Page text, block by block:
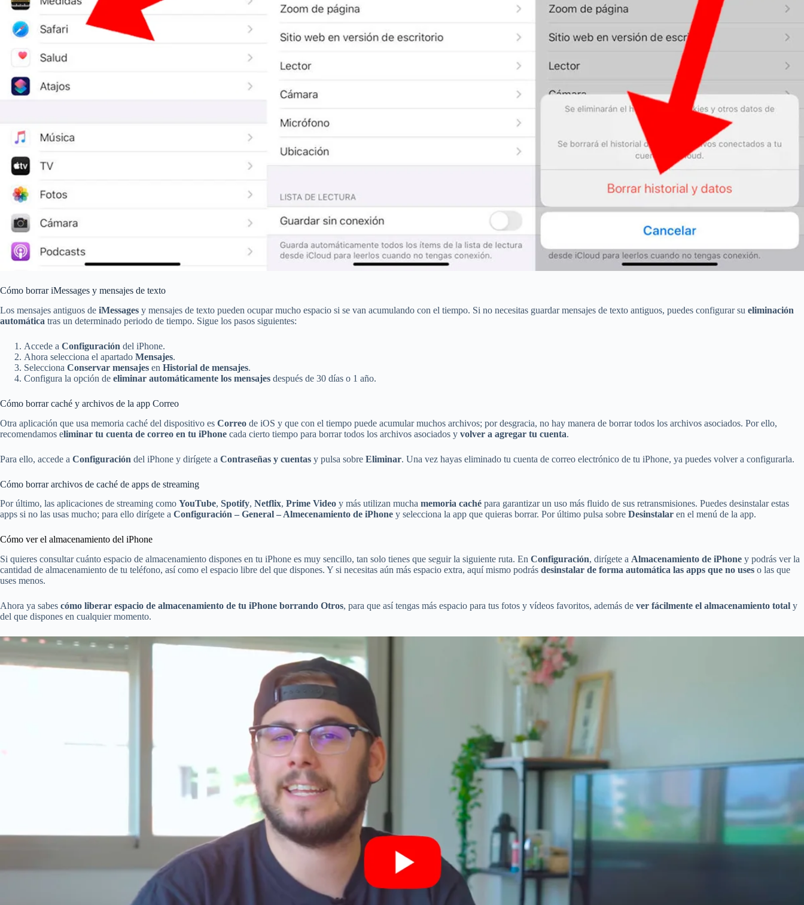
Cómo borrar iMessages y mensajes de texto
Los mensajes antiguos de iMessages y mensajes de texto pueden ocupar mucho espacio si se van acumulando con el tiempo. Si no necesitas guardar mensajes de texto antiguos, puedes configurar su eliminación
automática tras un determinado periodo de tiempo. Sigue los pasos siguientes:
Accede a Configuración del iPhone.
Ahora selecciona el apartado Mensajes.
Selecciona Conservar mensajes en Historial de mensajes.
Configura la opción de eliminar automáticamente los mensajes después de 30 días o 1 año.
Cómo borrar caché y archivos de la app Correo
Otra aplicación que usa memoria caché del dispositivo es Correo de iOS y que con el tiempo puede acumular muchos archivos; por desgracia, no hay manera de borrar todos los archivos asociados. Por ello,
recomendamos eliminar tu cuenta de correo en tu iPhone cada cierto tiempo para borrar todos los archivos asociados y volver a agregar tu cuenta.
Para ello, accede a Configuración del iPhone y dirígete a Contraseñas y cuentas y pulsa sobre Eliminar. Una vez hayas eliminado tu cuenta de correo electrónico de tu iPhone, ya puedes volver a configurarla.
Cómo borrar archivos de caché de apps de streaming
Por último, las aplicaciones de streaming como YouTube, Spotify, Netflix, Prime Video y más utilizan mucha memoria caché para garantizar un uso más fluido de sus retransmisiones. Puedes desinstalar estas
apps si no las usas mucho; para ello dirígete a Configuración – General – Almecenamiento de iPhone y selecciona la app que quieras borrar. Por último pulsa sobre Desinstalar en el menú de la app.
Cómo ver el almacenamiento del iPhone
Si quieres consultar cuánto espacio de almacenamiento dispones en tu iPhone es muy sencillo, tan solo tienes que seguir la siguiente ruta. En Configuración, dirígete a Almacenamiento de iPhone y podrás ver la
cantidad de almacenamiento de tu teléfono, así como el espacio libre del que dispones. Y si necesitas aún más espacio extra, aquí mismo podrás desinstalar de forma automática las apps que no uses o las que
uses menos.
Ahora ya sabes cómo liberar espacio de almacenamiento de tu iPhone borrando Otros, para que así tengas más espacio para tus fotos y vídeos favoritos, además de ver fácilmente el almacenamiento total y
del que dispones en cualquier momento.